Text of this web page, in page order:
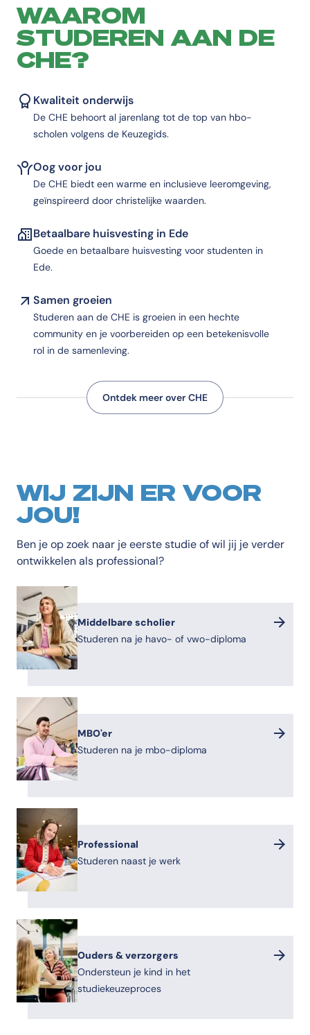
WAAROM
STUDEREN AAN DE
CHE?
Kwaliteit onderwijs
De CHE behoort al jarenlang tot de top van hbo-
scholen volgens de Keuzegids.
Oog voor jou
De CHE biedt een warme en inclusieve leeromgeving,
geïnspireerd door christelijke waarden.
Betaalbare huisvesting in Ede
Goede en betaalbare huisvesting voor studenten in
Ede.
Samen groeien
Studeren aan de CHE is groeien in een hechte
community en je voorbereiden op een betekenisvolle
rol in de samenleving.
Ontdek meer over CHE
WIJ ZIJN ER VOOR
JOU!
Ben je op zoek naar je eerste studie of wil jij je verder
ontwikkelen als professional?
Middelbare scholier
Studeren na je havo- of vwo-diploma
MBO'er
Studeren na je mbo-diploma
Professional
Studeren naast je werk
Ouders & verzorgers
Ondersteun je kind in het
studiekeuzeproces